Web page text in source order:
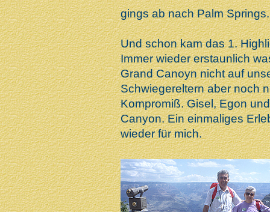
gings ab nach Palm Springs.
Und schon kam das 1.
Immer wieder erstaunlich
Grand Canoyn nicht auf
Schwiegereltern aber noch
Kompromiß. Gisel, Egon
Canyon. Ein einmaliges
wieder für mich.